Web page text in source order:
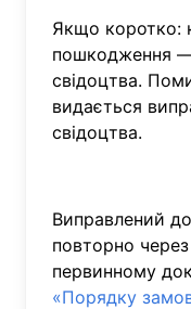
Якщо коротко:
пошкодження —
свідоцтва.
видається
свідоцтва.
Виправлений
повторно
первинному
«Порядку